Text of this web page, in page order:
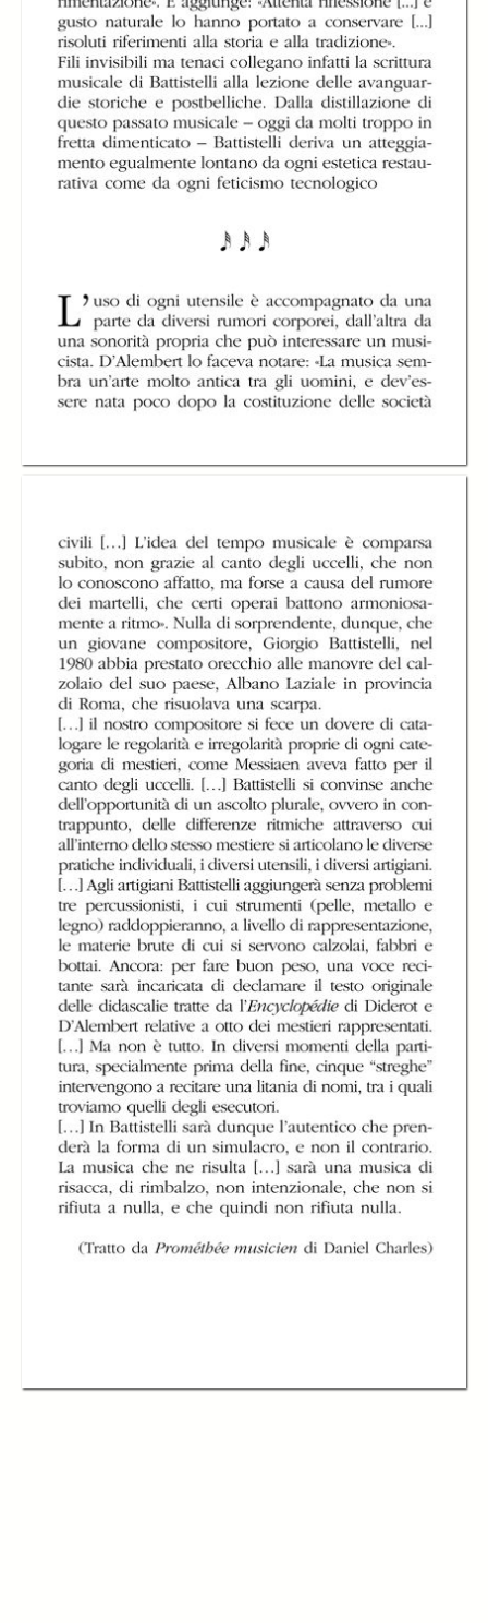
Battistelli
Battistelli
Experimentum
Mundi di Giorgio
Battistelli
Experimentum
Mundi di Giorgio
Battistelli
Experimentum
Mundi di Giorgio
Battistelli
Experimentum
Mundi di Giorgio
Battistelli
Experimentum
Mundi di Giorgio
Battistelli
Experimentum
Mundi di Giorgio
Battistelli
Experimentum
Mundi di Giorgio
Battistelli
Experimentum
Mundi di Giorgio
Battistelli
Mundi di Giorgio
Battistelli